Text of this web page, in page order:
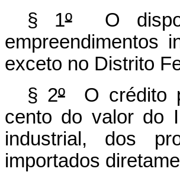
§ 1ºO
empreendimentos
exceto no Distrito
§ 2ºO crédito
cento do valor do
industrial, dos
importados